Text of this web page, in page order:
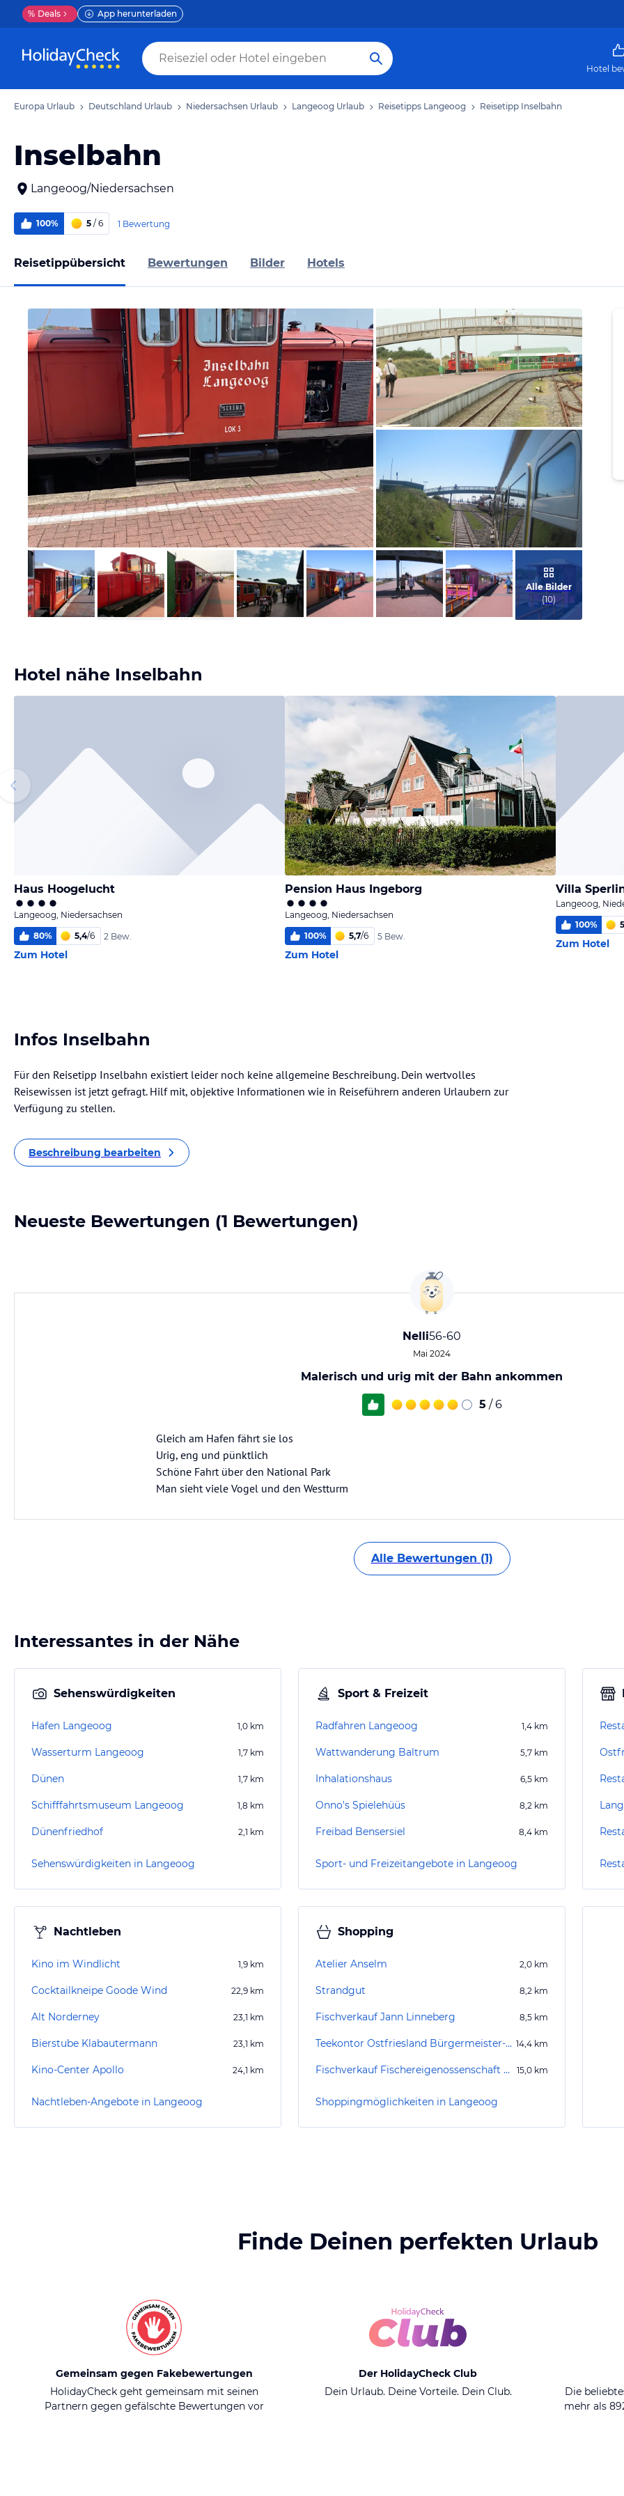
% Deals App herunterladen
Hotel
Europa Urlaub Deutschland Urlaub Niedersachsen Urlaub Langeoog Urlaub Reisetipps Langeoog Reisetipp Inselbahn
Inselbahn
Langeoog/Niedersachsen
100% 5 / 6 1 Bewertung
Reisetippübersicht Bewertungen Bilder Hotels
Bild melden
von Fred
von Nadine & Alex
Bild melden
von Jutta
Bild
Bild
Alle Bilder
(10)
Hotel nähe Inselbahn
Haus Hoogelucht
Langeoog, Niedersachsen
80% 5,4/6 2 Bew.
Zum Hotel
Pension Haus Ingeborg
Langeoog, Niedersachsen
100% 5,7/6 5 Bew.
Zum Hotel
Villa
Langeoog,
100%
Zum Hotel
Infos Inselbahn
Für den Reisetipp Inselbahn existiert leider noch keine allgemeine Beschreibung. Dein wertvolles
Reisewissen ist jetzt gefragt. Hilf mit, objektive Informationen wie in Reiseführern anderen Urlaubern zur
Verfügung zu stellen.
Beschreibung bearbeiten
Neueste Bewertungen (1 Bewertungen)
Nelli56-60
Mai 2024
Malerisch und urig mit der Bahn ankommen
5 / 6
Gleich am Hafen fährt sie los
Urig, eng und pünktlich
Schöne Fahrt über den National Park
Man sieht viele Vogel und den Westturm
Alle Bewertungen (1)
Interessantes in der Nähe
Sehenswürdigkeiten
Hafen Langeoog 1,0 km
Wasserturm Langeoog 1,7 km
Dünen 1,7 km
Schifffahrtsmuseum Langeoog 1,8 km
Dünenfriedhof 2,1 km
Sehenswürdigkeiten in Langeoog
Sport & Freizeit
Radfahren Langeoog 1,4 km
Wattwanderung Baltrum 5,7 km
Inhalationshaus 6,5 km
Onno's Spielehüüs 8,2 km
Freibad Bensersiel 8,4 km
Sport- und Freizeitangebote in Langeoog
Nachtleben
Kino im Windlicht 1,9 km
Cocktailkneipe Goode Wind 22,9 km
Alt Norderney 23,1 km
Bierstube Klabautermann 23,1 km
Kino-Center Apollo 24,1 km
Nachtleben-Angebote in Langeoog
Shopping
Atelier Anselm 2,0 km
Strandgut 8,2 km
Fischverkauf Jann Linneberg 8,5 km
Teekontor Ostfriesland Bürgermeister-Dirksen-Platz 14,4 km
Fischverkauf Fischereigenossenschaft Neuharlingersiel 15,0 km
Shoppingmöglichkeiten in Langeoog
Finde Deinen perfekten Urlaub
Gemeinsam gegen Fakebewertungen
HolidayCheck geht gemeinsam mit seinen
Partnern gegen gefälschte Bewertungen vor
Der HolidayCheck Club
Dein Urlaub. Deine Vorteile. Dein Club.
Die
mehr als